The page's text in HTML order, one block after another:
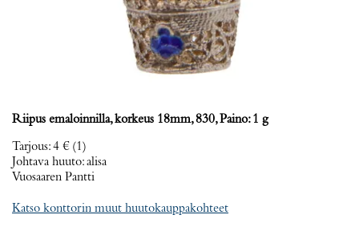
Riipus emaloinnilla, korkeus 18mm, 830, Paino: 1 g
Tarjous:4 € (1)
Johtava huuto:alisa
Vuosaaren Pantti
Katso konttorin muut huutokauppakohteet